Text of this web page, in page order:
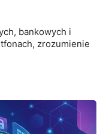
bankowych i
zrozumienie